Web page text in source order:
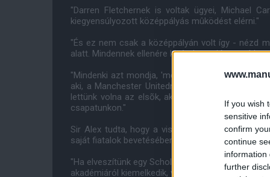
If you wish
sensitive
confirm
continue
information
further
"Darren Fletchernek is voltak ügyei, Michael
kiegyensúlyozott középpályás mûködést elérni."
"És ez nem csak a középpályán volt így - nézd
alatt. Mindennek ellenére kivételesen jó
"Mindenki azt mondja, 'menj és vegyél egy
aki, a Manchester Unitednek megfelel. Ha
lettünk volna az elsõk, akik le akarják igazolni.
csapatunkon."
Sir Alex tudta, hogy a visszavonuló Paul
saját fiatalok bevetésében.
"Ha elveszítünk egy Scholes féle ragyogó
akadémiáról kiemelkedik, vagy visszatér